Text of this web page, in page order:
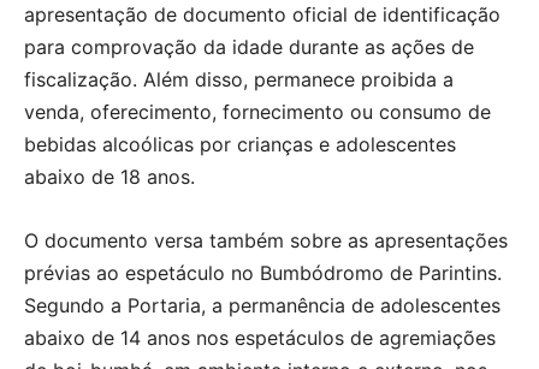
apresentação de documento oficial de identificação
para comprovação da idade durante as ações de
fiscalização. Além disso, permanece proibida a
venda, oferecimento, fornecimento ou consumo de
bebidas alcoólicas por crianças e adolescentes
abaixo de 18 anos.
O documento versa também sobre as apresentações
prévias ao espetáculo no Bumbódromo de Parintins.
Segundo a Portaria, a permanência de adolescentes
abaixo de 14 anos nos espetáculos de agremiações